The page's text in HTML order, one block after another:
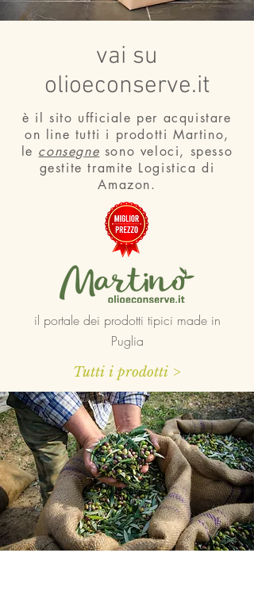
Tutti i prodotti >
il portale dei prodotti tipici made in
Puglia
è il sito ufficiale per acquistare
on line tutti i prodotti Martino,
le consegne sono veloci, spesso
gestite tramite Logistica di
Amazon.
vai su
olioeconserve.it